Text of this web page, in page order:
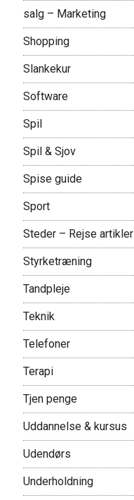
salg – Marketing
Shopping
Slankekur
Software
Spil
Spil & Sjov
Spise guide
Sport
Steder – Rejse artikler
Styrketræning
Tandpleje
Teknik
Telefoner
Terapi
Tjen penge
Uddannelse & kursus
Udendørs
Underholdning